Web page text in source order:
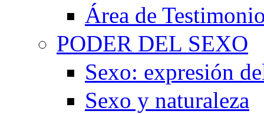
Área de
PODER DEL SEXO
Sexo: expresión
Sexo y naturaleza